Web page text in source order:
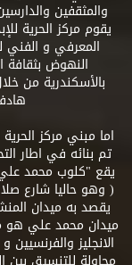
والمثقفين
يقوم مركز الحرية
المعرفي و الفني
النهوض بثقافة
بالأسكندرية من
اما مبني مركز
تم بنائه في اطار
يقع "كلوب محمد
( وهو حاليا شارع
يقصد به ميدان
ميدان محمد علي
الانجليز والفرنسيين